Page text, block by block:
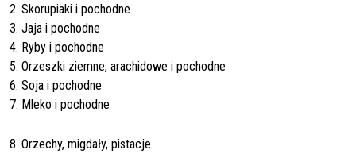
2. Skorupiaki i pochodne
3. Jaja i pochodne
4. Ryby i pochodne
5. Orzeszki ziemne, arachidowe i pochodne
6. Soja i pochodne
7. Mleko i pochodne
8. Orzechy, migdały, pistacje